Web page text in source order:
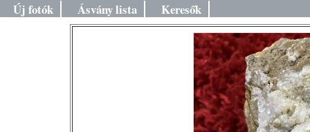
Új fotók
Ásvány lista Keresők